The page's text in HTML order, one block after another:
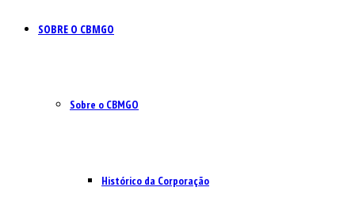
SOBRE O CBMGO
Sobre o CBMGO
Histórico da Corporação